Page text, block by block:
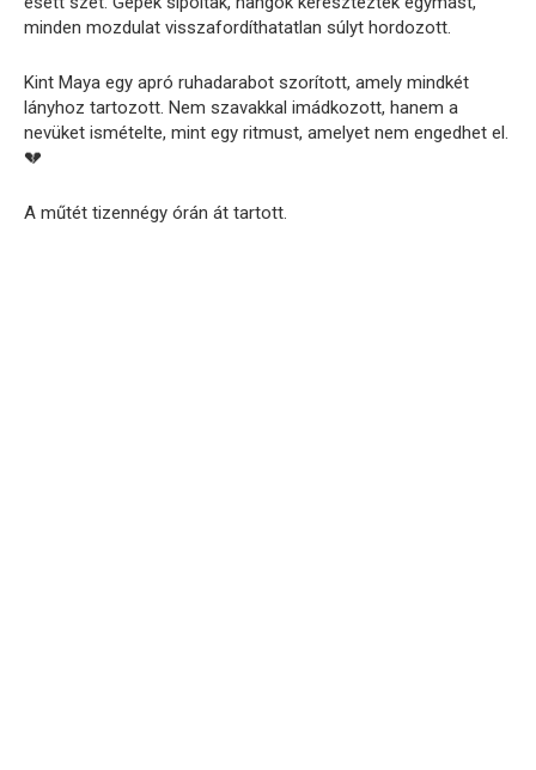
minden mozdulat visszafordíthatatlan súlyt hordozott.
Kint Maya egy apró ruhadarabot szorított, amely mindkét
lányhoz tartozott. Nem szavakkal imádkozott, hanem a
nevüket ismételte, mint egy ritmust, amelyet nem engedhet el.
💔
A műtét tizennégy órán át tartott.